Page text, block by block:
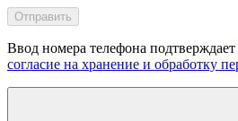
Отправить
Ввод номера телефона подтверждает
согласие на хранение и обработку